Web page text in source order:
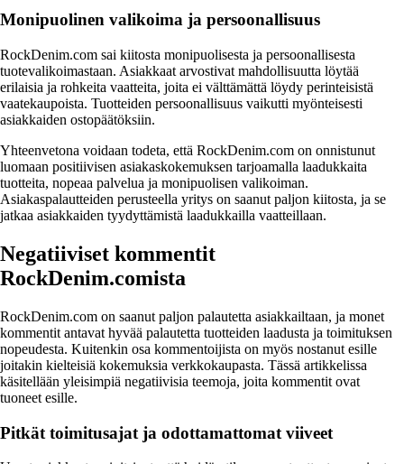
Monipuolinen valikoima ja persoonallisuus
RockDenim.com sai kiitosta monipuolisesta ja persoonallisesta
tuotevalikoimastaan. Asiakkaat arvostivat mahdollisuutta löytää
erilaisia ja rohkeita vaatteita, joita ei välttämättä löydy perinteisistä
vaatekaupoista. Tuotteiden persoonallisuus vaikutti myönteisesti
asiakkaiden ostopäätöksiin.
Yhteenvetona voidaan todeta, että RockDenim.com on onnistunut
luomaan positiivisen asiakaskokemuksen tarjoamalla laadukkaita
tuotteita, nopeaa palvelua ja monipuolisen valikoiman.
Asiakaspalautteiden perusteella yritys on saanut paljon kiitosta, ja se
jatkaa asiakkaiden tyydyttämistä laadukkailla vaatteillaan.
Negatiiviset kommentit
RockDenim.comista
RockDenim.com on saanut paljon palautetta asiakkailtaan, ja monet
kommentit antavat hyvää palautetta tuotteiden laadusta ja toimituksen
nopeudesta. Kuitenkin osa kommentoijista on myös nostanut esille
joitakin kielteisiä kokemuksia verkkokaupasta. Tässä artikkelissa
käsitellään yleisimpiä negatiivisia teemoja, joita kommentit ovat
tuoneet esille.
Pitkät toimitusajat ja odottamattomat viiveet